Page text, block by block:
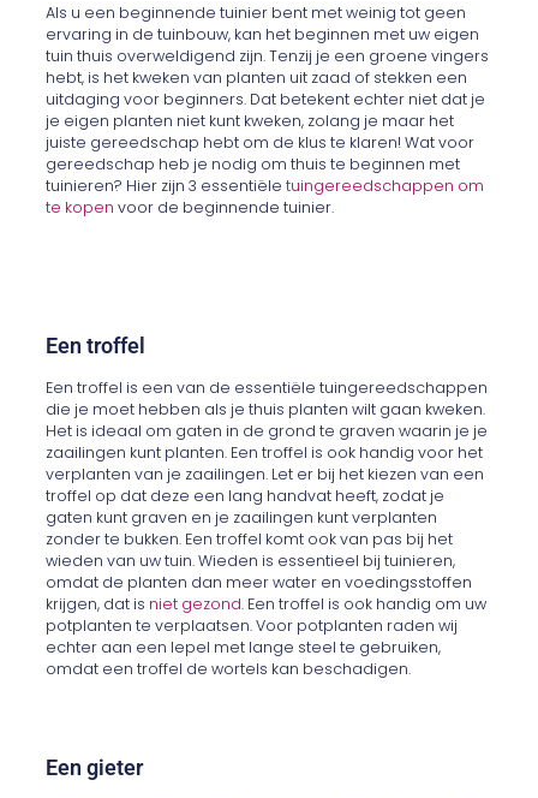
Als u een beginnende tuinier bent met weinig tot geen
ervaring in de tuinbouw, kan het beginnen met uw eigen
tuin thuis overweldigend zijn. Tenzij je een groene vingers
hebt, is het kweken van planten uit zaad of stekken een
uitdaging voor beginners. Dat betekent echter niet dat je
je eigen planten niet kunt kweken, zolang je maar het
juiste gereedschap hebt om de klus te klaren! Wat voor
gereedschap heb je nodig om thuis te beginnen met
tuinieren? Hier zijn 3 essentiëletuingereedschappen om
te kopen voor de beginnende tuinier.
Een troffel
Een troffel is een van de essentiële tuingereedschappen
die je moet hebben als je thuis planten wilt gaan kweken.
Het is ideaal om gaten in de grond te graven waarin je je
zaailingen kunt planten. Een troffel is ook handig voor het
verplanten van je zaailingen. Let er bij het kiezen van een
troffel op dat deze een lang handvat heeft, zodat je
gaten kunt graven en je zaailingen kunt verplanten
zonder te bukken. Een troffel komt ook van pas bij het
wieden van uw tuin. Wieden is essentieel bij tuinieren,
omdat de planten dan meer water en voedingsstoffen
krijgen, dat is niet gezond. Een troffel is ook handig om uw
potplanten te verplaatsen. Voor potplanten raden wij
echter aan een lepel met lange steel te gebruiken,
omdat een troffel de wortels kan beschadigen.
Een gieter